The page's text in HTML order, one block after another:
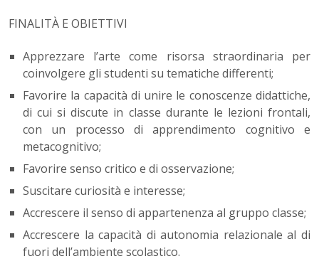
FINALITÀ E OBIETTIVI
Apprezzare l’arte come risorsa straordinaria per
coinvolgere gli studenti su tematiche differenti;
Favorire la capacità di unire le conoscenze didattiche,
di cui si discute in classe durante le lezioni frontali,
con un processo di apprendimento cognitivo e
metacognitivo;
Favorire senso critico e di osservazione;
Suscitare curiosità e interesse;
Accrescere il senso di appartenenza al gruppo classe;
Accrescere la capacità di autonomia relazionale al di
fuori dell’ambiente scolastico.